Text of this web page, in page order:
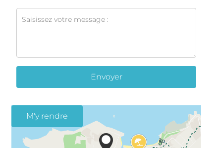
Envoyer
M'y rendre